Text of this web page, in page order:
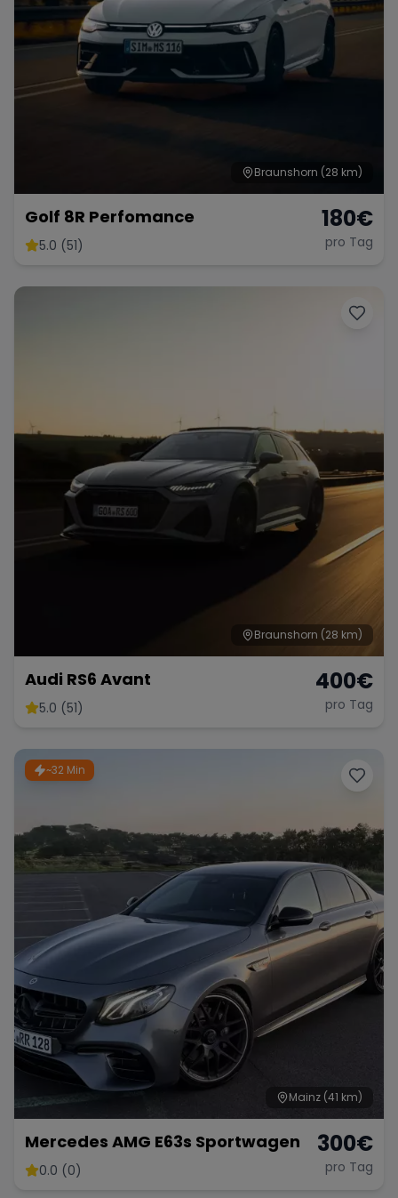
Braunshorn (28 km)
Golf 8R Perfomance
5.0 (51)
180€
pro Tag
Braunshorn (28 km)
Audi RS6 Avant
5.0 (51)
400€
pro Tag
~32 Min
Mainz (41 km)
Mercedes AMG E63s Sportwagen
0.0 (0)
300€
pro Tag